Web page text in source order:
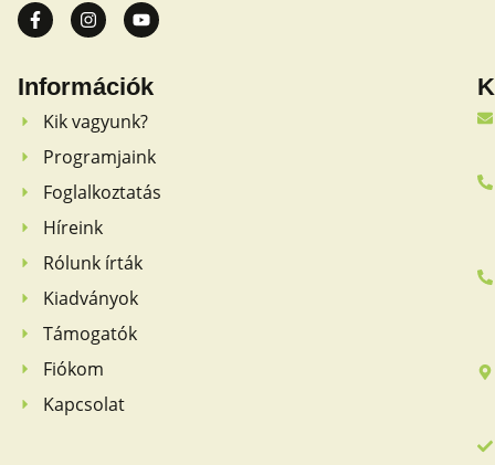
Információk
Kik vagyunk?
Programjaink
Foglalkoztatás
Híreink
Rólunk írták
Kiadványok
Támogatók
Fiókom
Kapcsolat